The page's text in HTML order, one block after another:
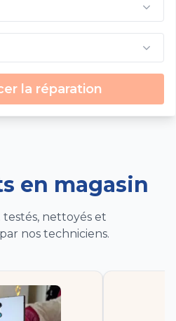
la réparation
en magasin
nettoyés et
nos techniciens.